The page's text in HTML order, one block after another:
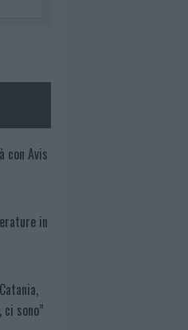
con Avis
in
sono”